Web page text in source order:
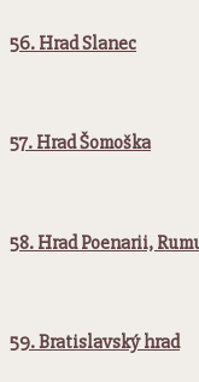
56. Hrad Slanec
57. Hrad Šomoška
58. Hrad Poenarii,
59. Bratislavský hrad